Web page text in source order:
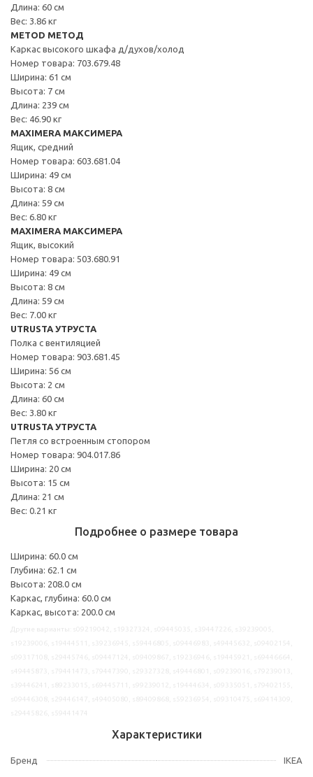
Длина: 60 см
Вес: 3.86 кг
METOD МЕТОД
Каркас высокого шкафа д/духов/холод
Номер товара: 703.679.48
Ширина: 61 см
Высота: 7 см
Длина: 239 см
Вес: 46.90 кг
MAXIMERA МАКСИМЕРА
Ящик, средний
Номер товара: 603.681.04
Ширина: 49 см
Высота: 8 см
Длина: 59 см
Вес: 6.80 кг
MAXIMERA МАКСИМЕРА
Ящик, высокий
Номер товара: 503.680.91
Ширина: 49 см
Высота: 8 см
Длина: 59 см
Вес: 7.00 кг
UTRUSTA УТРУСТА
Полка с вентиляцией
Номер товара: 903.681.45
Ширина: 56 см
Высота: 2 см
Длина: 60 см
Вес: 3.80 кг
UTRUSTA УТРУСТА
Петля со встроенным стопором
Номер товара: 904.017.86
Ширина: 20 см
Высота: 15 см
Длина: 21 см
Вес: 0.21 кг
Подробнее о размере товара
Ширина: 60.0 см
Глубина: 62.1 см
Высота: 208.0 см
Каркас, глубина: 60.0 см
Каркас, высота: 200.0 см
Характеристики
Бренд IKEA